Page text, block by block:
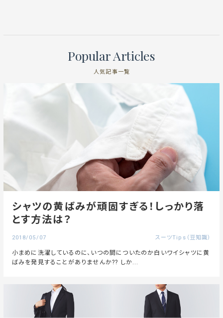
Popular Articles
人気記事一覧
シャツの黄ばみが頑固すぎる！しっかり落
とす方法は？
2018/05/07 スーツTips（豆知識）
小まめに洗濯しているのに、いつの間についたのか白いワイシャツに黄
ばみを発見することがありませんか?? しか...